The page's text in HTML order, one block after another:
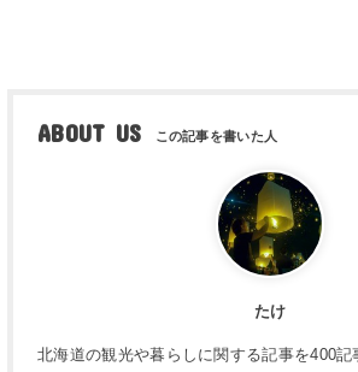
ABOUT US
たけ
北海道の観光や暮らしに関する記事を400